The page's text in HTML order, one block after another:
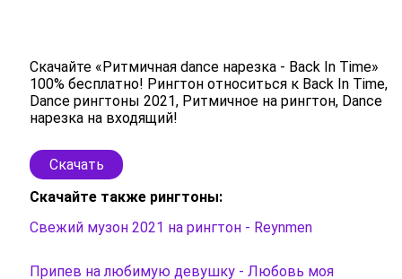
Скачайте «Ритмичная dance нарезка - Back In Time»
100% бесплатно! Рингтон относиться к Back In Time,
Dance рингтоны 2021, Ритмичное на рингтон, Dance
нарезка на входящий!
Скачать
Скачайте также рингтоны:
Свежий музон 2021 на рингтон - Reynmen
Припев на любимую девушку - Любовь моя